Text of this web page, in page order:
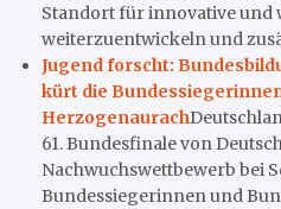
Standort für innovative und
weiterzuentwickeln und
Jugend forscht:
kürt die
Herzogenaurach
61. Bundesfinale von
Nachwuchswettbewerb bei
Bundessiegerinnen und